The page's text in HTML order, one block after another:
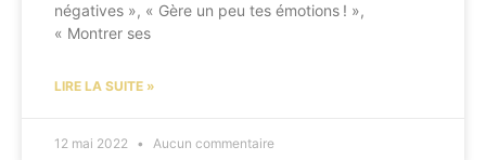
négatives », « Gère un peu tes émotions ! »,
« Montrer ses
LIRE LA SUITE »
12 mai 2022 Aucun commentaire